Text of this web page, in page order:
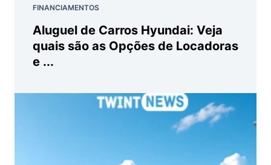
FINANCIAMENTOS
Aluguel de Carros Hyundai: Veja
quais são as Opções de Locadoras
e ...